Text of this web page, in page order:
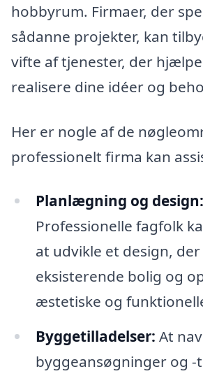
hobbyrum. Firmaer, der
sådanne projekter, kan
vifte af tjenester, der
realisere dine idéer og
Her er nogle af de
professionelt firma kan
Planlægning og design:
Professionelle fagfolk
at udvikle et design,
eksisterende bolig og
æstetiske og
Byggetilladelser: At
byggeansøgninger og -